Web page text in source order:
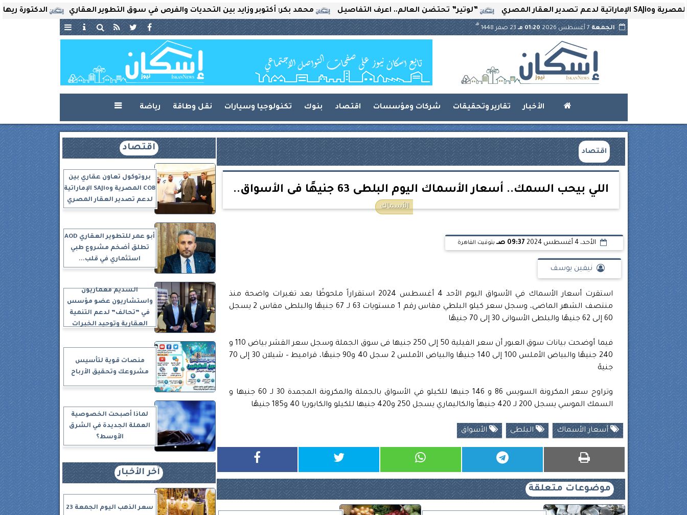
الدكتورة ريهام محمد بكر: أكتوبر وزايد بين التحديات والفرص في سوق التطوير العقاري ”لوتير” تحتضن العالم.. اعرف التفاصيل
الجمعة7 أغسطس 2026 01:20 مـ 23 صفر 1448
هـ
الأخبار تقارير وتحقيقات شركات ومؤسسات اقتصاد بنوك تكنولوجيا وسيارات نقل وطاقة رياضة 
اقتصاد
اللي بيحب السمك.. أسعار الأسماك اليوم البلطى 63 جنيهًا فى الأسواق..
الأسماك
الأحد، 4 أغسطس 2024 09:37 صـ بتوقيت القاهرة
نيفين يوسف
استقرت أسعار الأسماك في الأسواق اليوم الأحد 4 أغسطس 2024 استقراراً ملحوظًا بعد تغيرات واضحة منذ
منتصف الشهر الماضى، وسجل سعر كيلو البلطي مقاس رقم 1 مستويات 63 لـ 67 جنيهًا والبلطى مقاس 2 يسجل
60 إلى 62 جنيهًا والبلطى الأسوانى 30 إلى 70 جنيهًا
فيما أوضحت بيانات سوق العبور أن سعر الفيلية 50 إلى 250 جنيها فى سوق الجملة وسجل سعر القشر بياض 110 و
240 جنيهًا والبياض الأملس 100 إلى 140 جنيهًا والبياض الأملس 2 سجل 40 و90 جنيهًا، قراميط – شيلان 30 إلى 70
جنيهً
وتراوح سعر المكرونة السويس 86 و 146 جنيها للكيلو في الأسواق بالجملة والمكرونة المجمدة 30 لـ 60 جنيها و
السمك الموسي يسجل 200 لـ 420 جنيهاً والكاليماري يسجل 250 و420 جنيها للكيلو والكابوريا 40 و185 جنيهًا
أسعار الأسماك البلطى الأسواق
موضوعات متعلقة
اقتصاد
بروتوكول تعاون عقاري بين
COB المصرية وSAJio الإماراتية
لدعم تصدير العقار المصري
أبو عمر للتطوير العقاري AOD
تطلق أضخم مشروع طبي
استثماري في قلب...
السديم معماريون
واستشاريون عضو مؤسس
في ”تحالف” لدعم التنمية
العقارية وتوحيد الخبرات
منصات قوية لتأسيس
مشروعك وتحقيق الأرباح
لماذا أصبحت الخصوصية
العملة الجديدة في الشرق
الأوسط؟
آخر الأخبار
سعر الذهب اليوم الجمعة 23